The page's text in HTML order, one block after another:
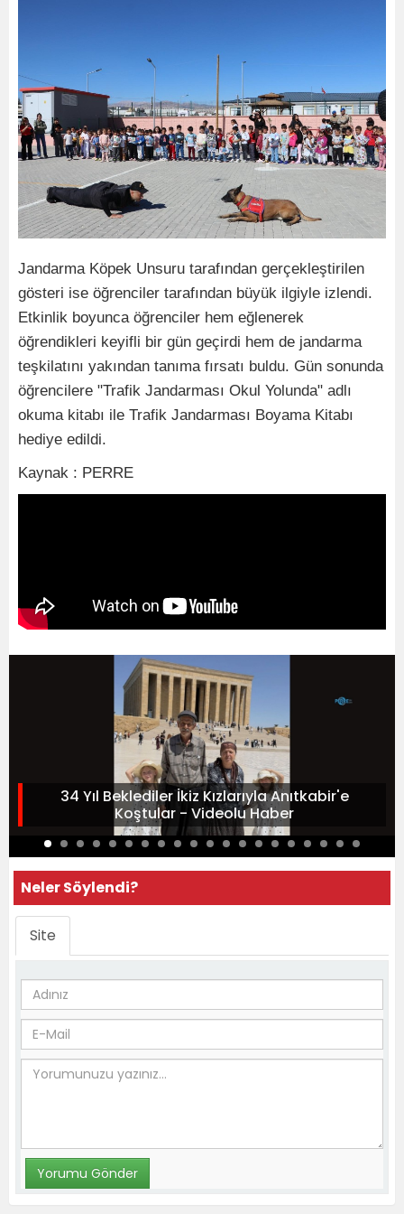
Jandarma Köpek Unsuru tarafından gerçekleştirilen
gösteri ise öğrenciler tarafından büyük ilgiyle izlendi.
Etkinlik boyunca öğrenciler hem eğlenerek
öğrendikleri keyifli bir gün geçirdi hem de jandarma
teşkilatını yakından tanıma fırsatı buldu. Gün sonunda
öğrencilere "Trafik Jandarması Okul Yolunda" adlı
okuma kitabı ile Trafik Jandarması Boyama Kitabı
hediye edildi.
Kaynak : PERRE
34 Yıl Beklediler İkiz Kızlarıyla Anıtkabir'e
Koştular - Videolu Haber
Neler Söylendi?
Site